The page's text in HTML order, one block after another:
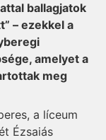
ballagjatok
– ezekkel a
amelyet a
meg
a líceum
Ézsaiás